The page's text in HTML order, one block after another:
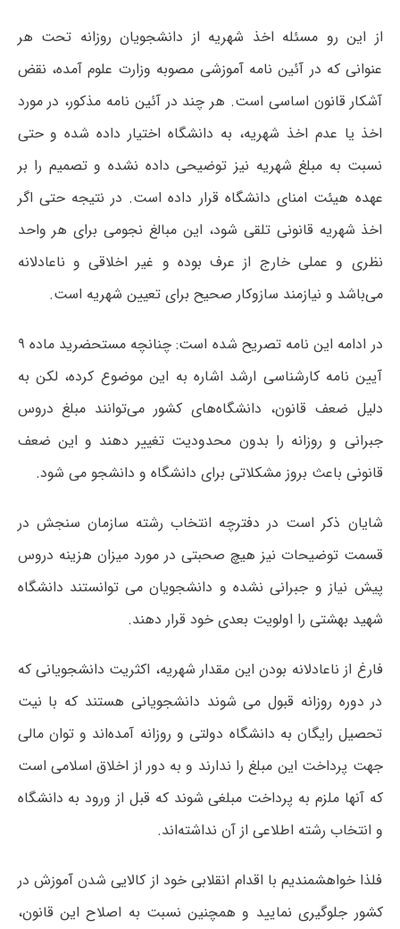
از این رو مسئله اخذ شهریه از دانشجویان روزانه تحت هر
عنوانی که در آئین نامه آموزشی مصوبه وزارت علوم آمده، نقض
آشکار قانون اساسی است. هر چند در آئین نامه مذکور، در مورد
اخذ یا عدم اخذ شهریه، به دانشگاه اختیار داده شده و حتی
نسبت به مبلغ شهریه نیز توضیحی داده نشده و تصمیم را بر
عهده هیئت امنای دانشگاه قرار داده است. در نتیجه حتی اگر
اخذ شهریه قانونی تلقی شود، این مبالغ نجومی برای هر واحد
نظری و عملی خارج از عرف بوده و غیر اخلاقی و ناعادلانه
می‌باشد و نیازمند سازوکار صحیح برای تعیین شهریه است.
در ادامه این نامه تصریح شده است: چنانچه مستحضرید ماده ۹
آیین نامه کارشناسی ارشد اشاره به این موضوع کرده، لکن به
دلیل ضعف قانون، دانشگاه‌های کشور می‌توانند مبلغ دروس
جبرانی و روزانه را بدون محدودیت تغییر دهند و این ضعف
قانونی باعث بروز مشکلاتی برای دانشگاه و دانشجو می شود.
شایان ذکر است در دفترچه انتخاب رشته سازمان سنجش در
قسمت توضیحات نیز هیچ صحبتی در مورد میزان هزینه دروس
پیش نیاز و جبرانی نشده و دانشجویان می توانستند دانشگاه
شهید بهشتی را اولویت بعدی خود قرار دهند.
فارغ از ناعادلانه بودن این مقدار شهریه، اکثریت دانشجویانی که
در دوره روزانه قبول می شوند دانشجویانی هستند که با نیت
تحصیل رایگان به دانشگاه دولتی و روزانه آمده‌اند و توان مالی
جهت پرداخت این مبلغ را ندارند و به دور از اخلاق اسلامی است
که آنها ملزم به پرداخت مبلغی شوند که قبل از ورود به دانشگاه
و انتخاب رشته اطلاعی از آن نداشته‌اند.
فلذا خواهشمندیم با اقدام انقلابی خود از کالایی شدن آموزش در
کشور جلوگیری نمایید و همچنین نسبت به اصلاح این قانون،